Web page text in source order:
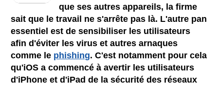
que ses autres appareils, la firme
sait que le travail ne s'arrête pas là. L'autre pan
essentiel est de sensibiliser les utilisateurs
afin d'éviter les virus et autres arnaques
comme le phishing. C'est notamment pour cela
qu'iOS a commencé à avertir les utilisateurs
d'iPhone et d'iPad de la sécurité des réseaux